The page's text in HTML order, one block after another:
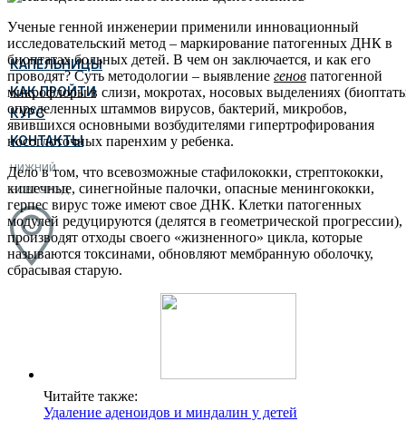
КАПЕЛЬНИЦЫ
КАК ПРОЙТИ
КУРС
КОНТАКТЫ
НИЖНИЙ
НОВГОРОД
Ученые генной инженерии применили инновационный
исследовательский метод – маркирование патогенных ДНК в
биоптатах больных детей. В чем он заключается, и как его
проводят? Суть методологии – выявление генов патогенной
микрофлоры в слизи, мокротах, носовых выделениях
определенных штаммов вирусов, бактерий, микробов,
явившихся основными возбудителями гипертрофирования
носоглоточных паренхим у ребенка.
Дело в том, что всевозможные стафилококки, стрептококки,
кишечные, синегнойные палочки, опасные менингококки,
герпес вирус тоже имеют свое ДНК. Клетки патогенных
модулей редуцируются (делятся в геометрической прогрессии),
производят отходы своего «жизненного» цикла, которые
называются токсинами, обновляют мембранную оболочку,
сбрасывая старую.
Читайте также:
Удаление аденоидов и миндалин у детей